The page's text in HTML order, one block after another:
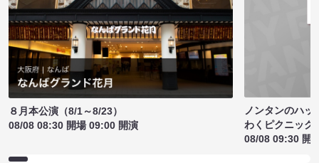
８月本公演（8/1～8/23）
08/08 08:30 開場 09:00 開演
ノンタンのハッ
わくピクニック
08/08 09:30 開